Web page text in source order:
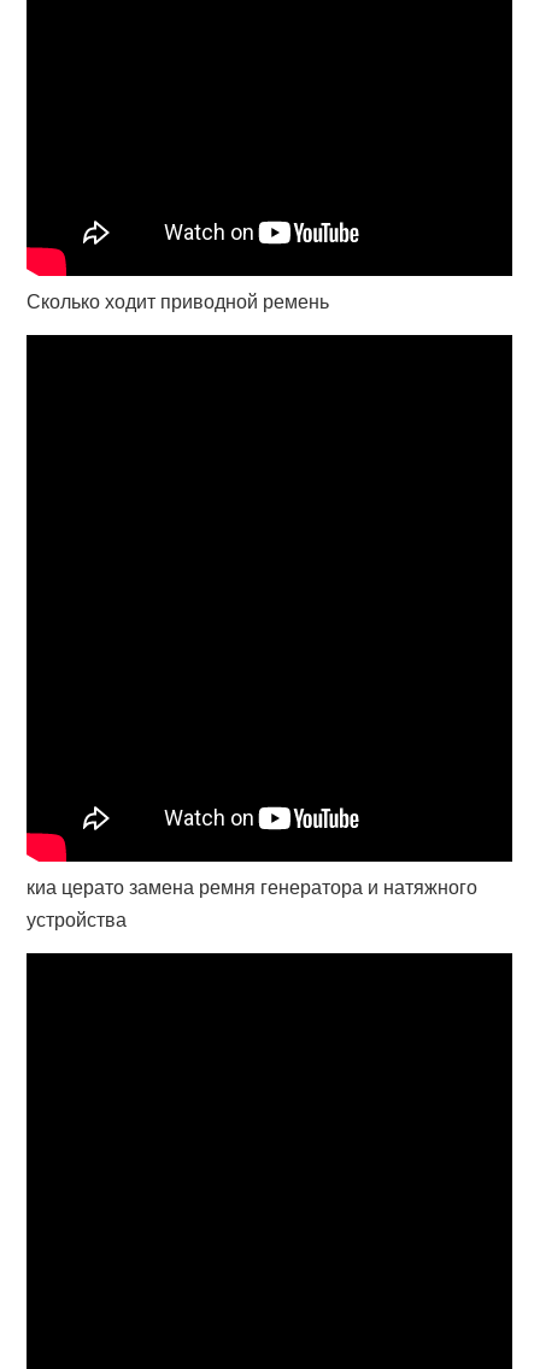
Сколько ходит приводной ремень
киа церато замена ремня генератора и натяжного
устройства